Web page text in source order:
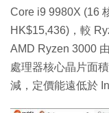
Core i9 9980X (16
HK$15,436)，較
AMD Ryzen 3000
處理器核心晶片面
減，定價能遠低於